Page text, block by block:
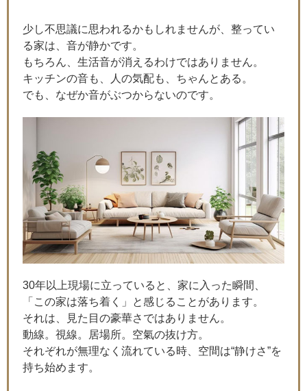
少し不思議に思われるかもしれませんが、整ってい
る家は、音が静かです。
もちろん、生活音が消えるわけではありません。
キッチンの音も、人の気配も、ちゃんとある。
でも、なぜか音がぶつからないのです。
30年以上現場に立っていると、家に入った瞬間、
「この家は落ち着く」と感じることがあります。
それは、見た目の豪華さではありません。
動線。視線。居場所。空氣の抜け方。
それぞれが無理なく流れている時、空間は“静けさ”を
持ち始めます。